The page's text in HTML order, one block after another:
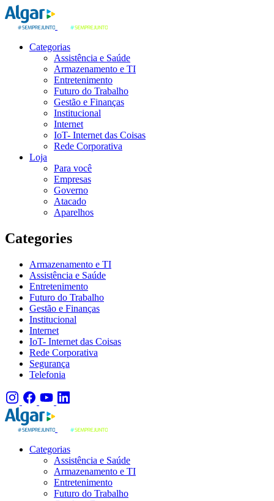
Categorias
Assistência e Saúde
Armazenamento e TI
Entretenimento
Futuro do Trabalho
Gestão e Finanças
Institucional
Internet
IoT- Internet das Coisas
Rede Corporativa
Loja
Para você
Empresas
Governo
Atacado
Aparelhos
Categories
Armazenamento e TI
Assistência e Saúde
Entretenimento
Futuro do Trabalho
Gestão e Finanças
Institucional
Internet
IoT- Internet das Coisas
Rede Corporativa
Segurança
Telefonia
Categorias
Assistência e Saúde
Armazenamento e TI
Entretenimento
Futuro do Trabalho